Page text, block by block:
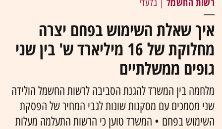
| בלעדי
איך שאלת השימוש בפחם יצרה
מחלוקת של 16 מיליארד ש' בין שני
גופים ממשלתיים
מלחמה בין המשרד להגנת הסביבה לרשות החשמל הולידה
שני מסמכים עם מסקנות שונות לגבי המחיר של הפסקת
השימוש בפחם • המשרד טוען כי הרשות התעלמה מעלות